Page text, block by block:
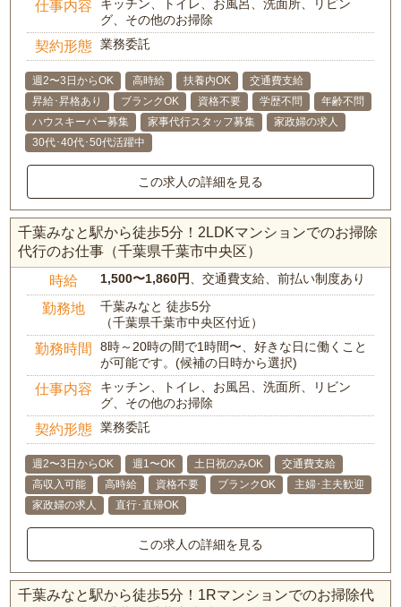
仕事内容
キッチン、トイレ、お風呂、洗面所、リビン
グ、その他のお掃除
契約形態 業務委託
週2〜3日からOK 高時給 扶養内OK
交通費支給
昇給･昇格あり
ブランクOK 資格不要 学歴不問
年齢不問
ハウスキーパー募集
家事代行スタッフ募集
家政婦の求人
30代･40代･50代活躍中
この求人の詳細を見る
千葉みなと駅から徒歩5分！2LDKマンションでのお掃除
代行のお仕事（千葉県千葉市中央区）
時給 1,500〜1,860円、交通費支給、前払い制度あり
勤務地
千葉みなと 徒歩5分
（千葉県千葉市中央区付近）
勤務時間
8時～20時の間で1時間〜、好きな日に働くこと
が可能です。(候補の日時から選択)
仕事内容
キッチン、トイレ、お風呂、洗面所、リビン
グ、その他のお掃除
契約形態 業務委託
週2〜3日からOK 週1〜OK 土日祝のみOK
交通費支給
高収入可能
高時給 資格不要 ブランクOK
主婦･主夫歓迎
家政婦の求人
直行･直帰OK
この求人の詳細を見る
千葉みなと駅から徒歩5分！1Rマンションでのお掃除代